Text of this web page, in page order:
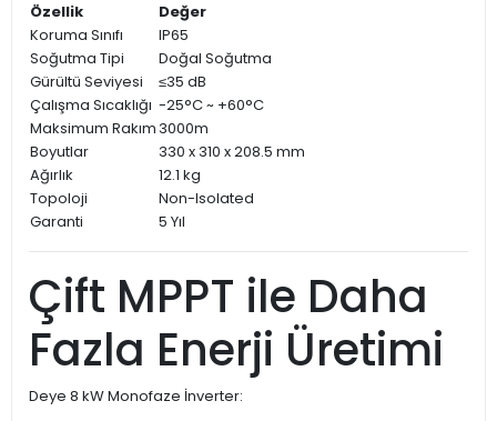
Özellik
Değer
Koruma Sınıfı
IP65
Soğutma Tipi
Doğal Soğutma
Gürültü Seviyesi
≤35 dB
Çalışma Sıcaklığı -25°C ~ +60°C
Maksimum Rakım3000m
Boyutlar
330 x 310 x 208.5 mm
Ağırlık
12.1 kg
Topoloji
Non-Isolated
Garanti
5 Yıl
Çift MPPT ile Daha
Fazla Enerji Üretimi
Deye 8 kW Monofaze İnverter: